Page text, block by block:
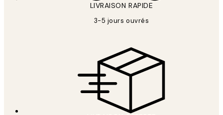
LIVRAISON RAPIDE
3-5 jours ouvrés